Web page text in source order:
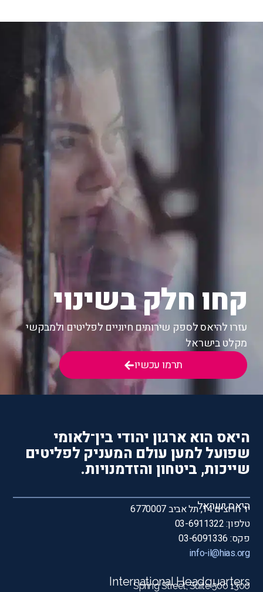
קחו חלק בשינוי
עזרו להיאס לספק שירותים חיוניים לפליטים ולמבקשי
מקלט בישראל
תרמו עכשיו
היאס הוא ארגון יהודי בין־לאומי
שפועל למען עולם המעניק לפליטים
שייכות, ביטחון והזדמנויות.
היאס ישראל
יד חרוצים 14, תל אביב 6770007
טלפון: 03-6911322
פקס: 03-6091336
info-il@hias.org
International Headquarters
1300 Spring Street, Suite 500